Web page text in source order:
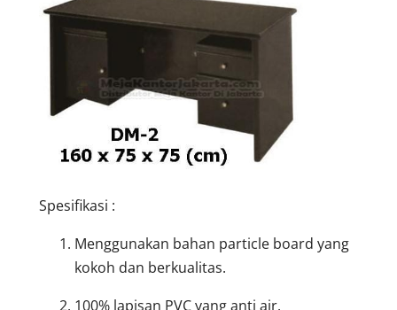
Spesifikasi :
Menggunakan bahan particle board yang
kokoh dan berkualitas.
100% lapisan PVC yang anti air.